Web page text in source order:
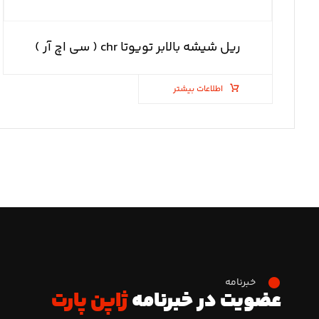
ریل شیشه بالابر تویوتا chr ( سی اچ آر )
اطلاعات بیشتر
خبرنامه
عضویت در خبرنامهژاپن پارت